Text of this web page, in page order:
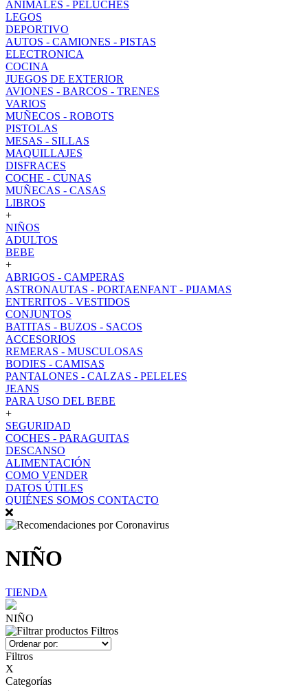
ANIMALES - PELUCHES
LEGOS
DEPORTIVO
AUTOS - CAMIONES - PISTAS
ELECTRONICA
COCINA
JUEGOS DE EXTERIOR
AVIONES - BARCOS - TRENES
VARIOS
MUÑECOS - ROBOTS
PISTOLAS
MESAS - SILLAS
MAQUILLAJES
DISFRACES
COCHE - CUNAS
MUÑECAS - CASAS
LIBROS
+
NIÑOS
ADULTOS
BEBE
+
ABRIGOS - CAMPERAS
ASTRONAUTAS - PORTAENFANT - PIJAMAS
ENTERITOS - VESTIDOS
CONJUNTOS
BATITAS - BUZOS - SACOS
ACCESORIOS
REMERAS - MUSCULOSAS
BODIES - CAMISAS
PANTALONES - CALZAS - PELELES
JEANS
PARA USO DEL BEBE
+
SEGURIDAD
COCHES - PARAGUITAS
DESCANSO
ALIMENTACIÓN
COMO VENDER
DATOS ÚTILES
QUIÉNES SOMOS CONTACTO
NIÑO
TIENDA
NIÑO
Filtros
Filtros
X
Categorías